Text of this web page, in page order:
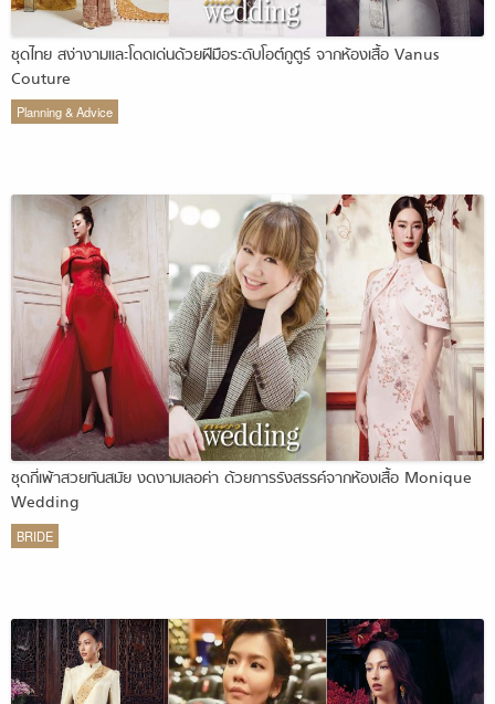
ชุดไทย สง่างามและโดดเด่นด้วยฝีมือระดับโอต์กูตูร์ จากห้องเสื้อ Vanus
Couture
Planning & Advice
ชุดกี่เพ้าสวยทันสมัย งดงามเลอค่า ด้วยการรังสรรค์จากห้องเสื้อ Monique
Wedding
BRIDE